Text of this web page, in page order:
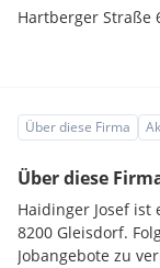
Hartberger Straße
Über diese Firma
Über diese
Haidinger Josef
8200 Gleisdorf.
Jobangebote zu